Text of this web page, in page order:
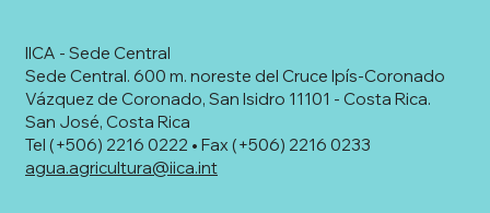
IICA - Sede Central
Sede Central. 600 m. noreste del Cruce Ipís-Coronado
Vázquez de Coronado, San Isidro 11101 - Costa Rica.
San José, Costa Rica
Tel (+506) 2216 0222 • Fax (+506) 2216 0233
agua.agricultura@iica.int